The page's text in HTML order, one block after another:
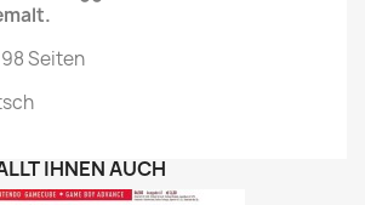
Seiten
IHNEN AUCH